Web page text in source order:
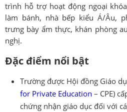
trình hỗ trợ hoạt động ngoại
làm bánh, nhà bếp kiểu Á/Âu,
trưng bày ẩm thực, khán phòng
nghị.
Đặc điểm nổi bật
Trường được Hội đồng Giáo
for Private Education – CPE)
chứng nhận giáo dục đối với